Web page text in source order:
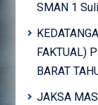
SMAN 1
FAKTUAL)
BARAT
JAKSA